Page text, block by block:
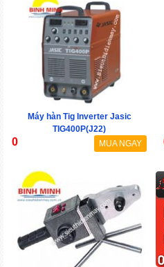
Máy hàn Tig Inverter Jasic
TIG400P(J22)
0 MUA NGAY